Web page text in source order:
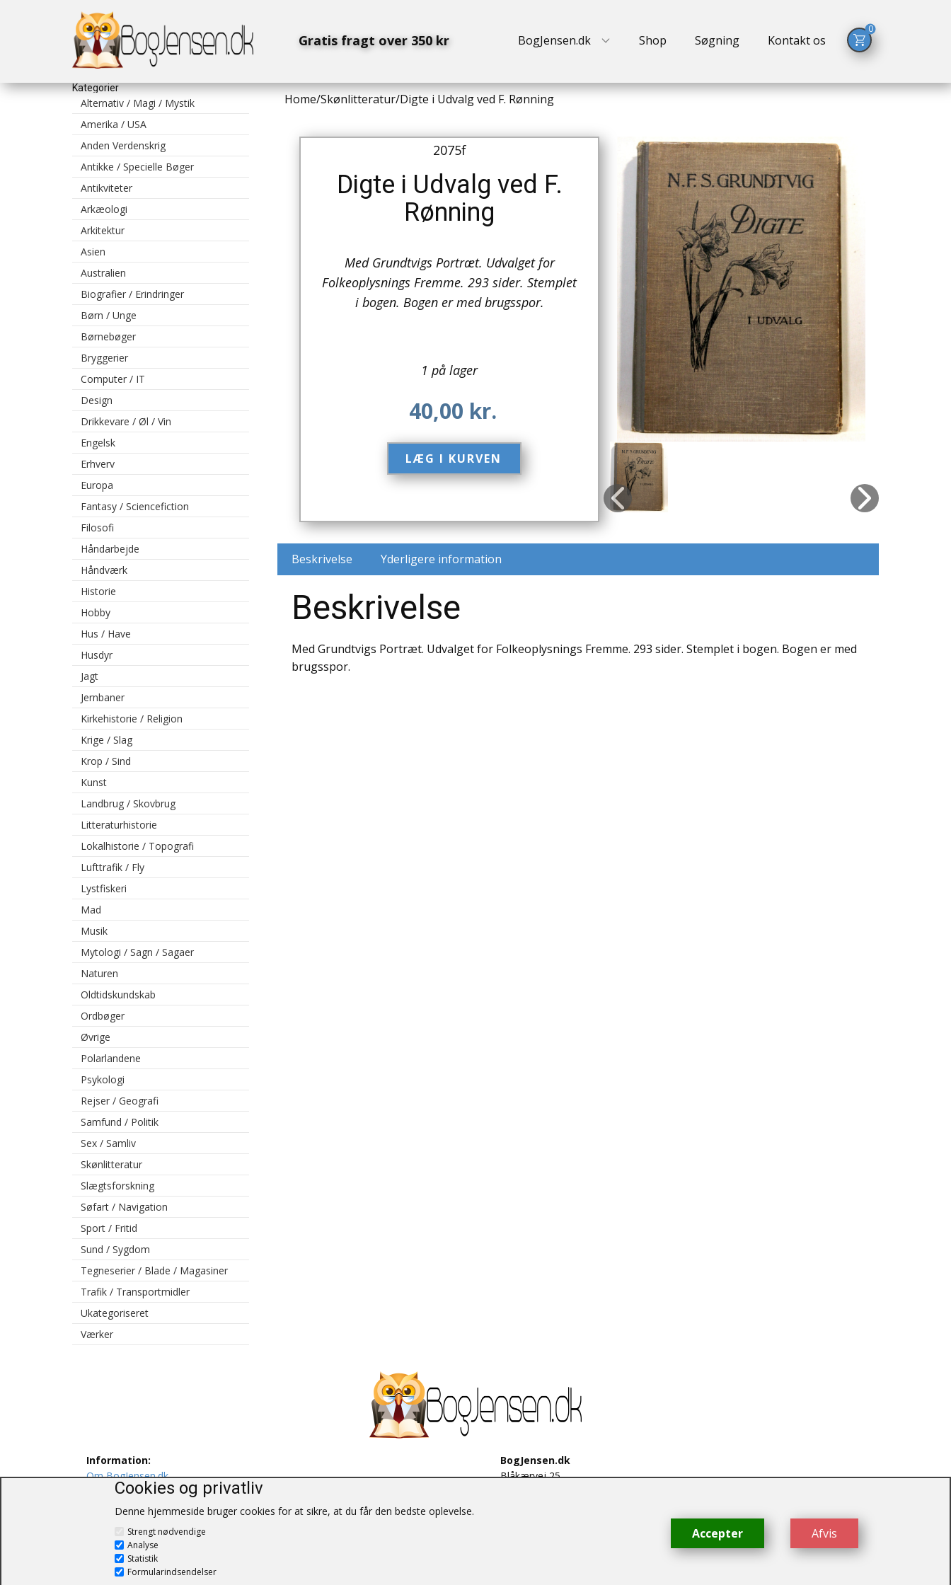
BogJensen.dk Shop Søgning Kontakt os
Gratis fragt over 350 kr
0
Kategorier
Alternativ / Magi / Mystik
Amerika / USA
Anden Verdenskrig
Antikke / Specielle Bøger
Antikviteter
Arkæologi
Arkitektur
Asien
Australien
Biografier / Erindringer
Børn / Unge
Børnebøger
Bryggerier
Computer / IT
Design
Drikkevare / Øl / Vin
Engelsk
Erhverv
Europa
Fantasy / Sciencefiction
Filosofi
Håndarbejde
Håndværk
Historie
Hobby
Hus / Have
Husdyr
Jagt
Jernbaner
Kirkehistorie / Religion
Krige / Slag
Krop / Sind
Kunst
Landbrug / Skovbrug
Litteraturhistorie
Lokalhistorie / Topografi
Lufttrafik / Fly
Lystfiskeri
Mad
Musik
Mytologi / Sagn / Sagaer
Naturen
Oldtidskundskab
Ordbøger
Øvrige
Polarlandene
Psykologi
Rejser / Geografi
Samfund / Politik
Sex / Samliv
Skønlitteratur
Slægtsforskning
Søfart / Navigation
Sport / Fritid
Sund / Sygdom
Tegneserier / Blade / Magasiner
Trafik / Transportmidler
Ukategoriseret
Værker
Home/Skønlitteratur/Digte i Udvalg ved F. Rønning
2075f
Digte i Udvalg ved F.
Rønning
Med Grundtvigs Portræt. Udvalget for
Folkeoplysnings Fremme. 293 sider. Stemplet
i bogen. Bogen er med brugsspor.
1 på lager
40,00 kr.
LÆG I KURVEN​
Beskrivelse Yderligere information
Beskrivelse
Med Grundtvigs Portræt. Udvalget for Folkeoplysnings Fremme. 293 sider. Stemplet i bogen. Bogen er med
brugsspor.
Information:
Om BogJensen.dk
Levering
Persondatapolitik
Salgs og leveringsbetingelser
Kontakt os
BogJensen.dk
Blåkærvej 25
Cookies og privatliv
Denne hjemmeside bruger cookies for at sikre, at du får den bedste oplevelse.
Strengt nødvendige
Analyse
Statistik
Formularindsendelser
Afvis
Accepter